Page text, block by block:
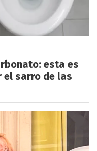
esta es
el sarro de las